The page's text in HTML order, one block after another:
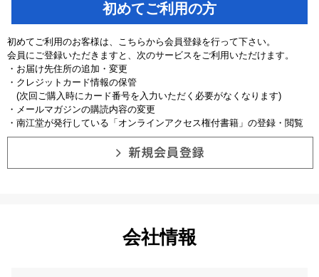
初めてご利用の方
初めてご利用のお客様は、こちらから会員登録を行って下さい。
会員にご登録いただきますと、次のサービスをご利用いただけます。
・お届け先住所の追加・変更
・クレジットカード情報の保管
(次回ご購入時にカード番号を入力いただく必要がなくなります)
・メールマガジンの購読内容の変更
・南江堂が発行している「オンラインアクセス権付書籍」の登録・閲覧
会社情報